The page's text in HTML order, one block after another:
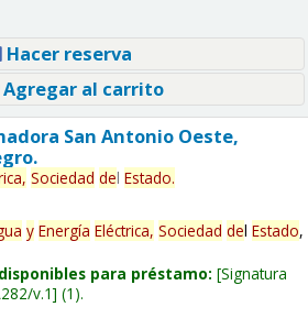
Hacer reserva
Agregar al carrito
San Antonio Oeste,
Sociedad del Estado.
y Energía Eléctrica, Sociedad del Estado,
para préstamo: Signatura
v.1 (1).